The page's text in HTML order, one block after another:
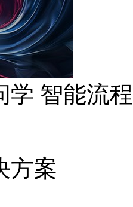
学 智能流
方案